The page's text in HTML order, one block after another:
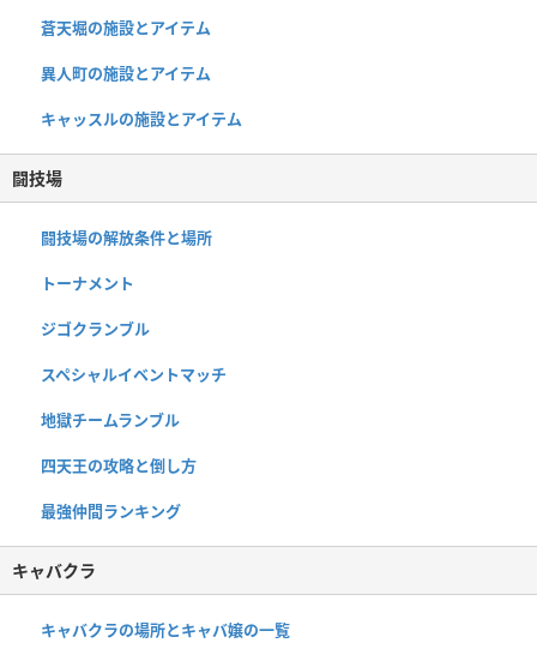
蒼天堀の施設とアイテム
異人町の施設とアイテム
キャッスルの施設とアイテム
闘技場
闘技場の解放条件と場所
トーナメント
ジゴクランブル
スペシャルイベントマッチ
地獄チームランブル
四天王の攻略と倒し方
最強仲間ランキング
キャバクラ
キャバクラの場所とキャバ嬢の一覧